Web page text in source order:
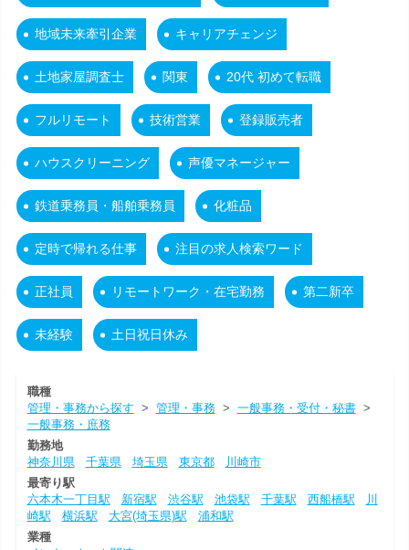
地域未来牽引企業 キャリアチェンジ
土地家屋調査士 関東 20代 初めて転職
フルリモート 技術営業 登録販売者
ハウスクリーニング 声優マネージャー
鉄道乗務員・船舶乗務員 化粧品
定時で帰れる仕事 注目の求人検索ワード
正社員 リモートワーク・在宅勤務 第二新卒
未経験 土日祝日休み
職種
管理・事務から探す > 管理・事務> 一般事務・受付・秘書>
一般事務・庶務
勤務地
神奈川県
千葉県 埼玉県 東京都
川崎市
最寄り駅
六本木一丁目駅
新宿駅 渋谷駅 池袋駅 千葉駅 西船橋駅
川
崎駅
横浜駅 大宮(埼玉県)駅
浦和駅
業種